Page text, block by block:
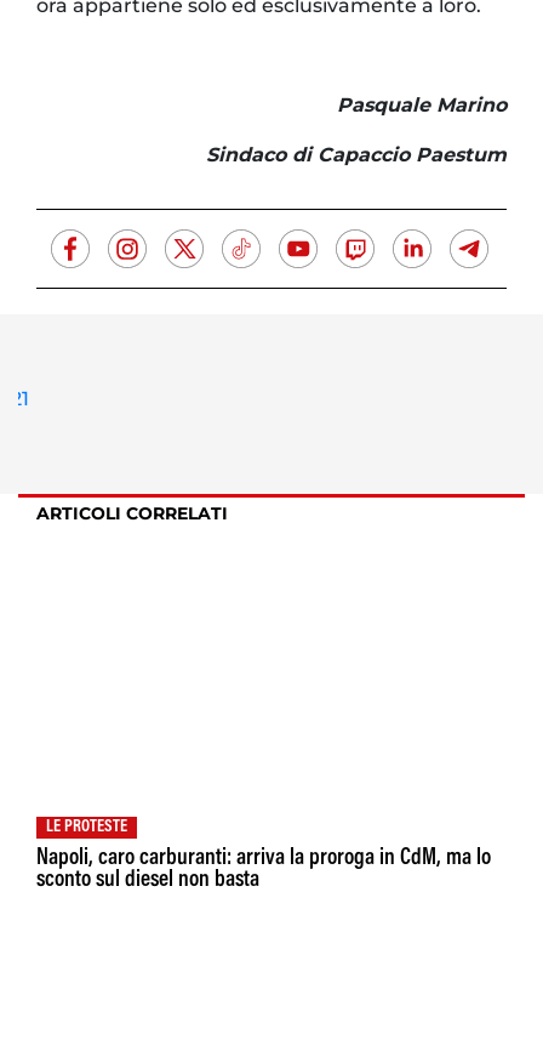
ora appartiene solo ed esclusivamente a loro.
Pasquale Marino
Sindaco di Capaccio Paestum
ARTICOLI CORRELATI
LE PROTESTE
Napoli, caro carburanti: arriva la proroga in CdM, ma lo
sconto sul diesel non basta